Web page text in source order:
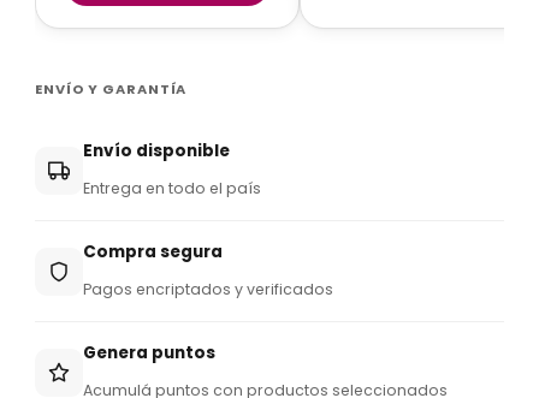
ENVÍO Y GARANTÍA
Envío disponible
Entrega en todo el país
Compra segura
Pagos encriptados y verificados
Genera puntos
Acumulá puntos con productos seleccionados